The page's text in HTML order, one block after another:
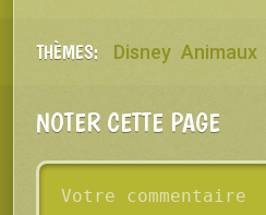
THÈMES: Disney Animaux
NOTER CETTE PAGE